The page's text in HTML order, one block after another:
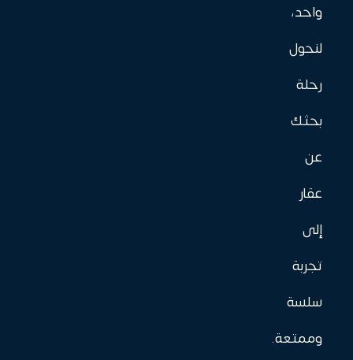
واحد،
لنحول
رحلة
بحثك
عن
عقار
إلى
تجربة
سلسة
وممتعة.